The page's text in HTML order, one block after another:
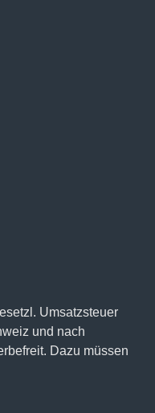
Umsatzsteuer
und nach
Dazu müssen